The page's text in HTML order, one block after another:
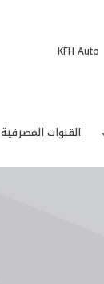
KFH Auto
القنوات المصرفية